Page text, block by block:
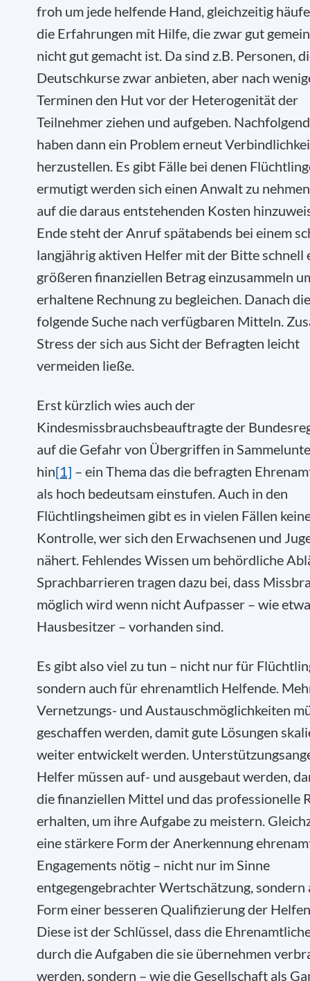
froh um jede helfende Hand, gleichzeitig
die Erfahrungen mit Hilfe, die zwar gut
nicht gut gemacht ist. Da sind z.B. Personen,
Deutschkurse zwar anbieten, aber nach
Terminen den Hut vor der Heterogenität der
Teilnehmer ziehen und aufgeben.
haben dann ein Problem erneut
herzustellen. Es gibt Fälle bei denen
ermutigt werden sich einen Anwalt zu
auf die daraus entstehenden Kosten
Ende steht der Anruf spätabends bei einem
langjährig aktiven Helfer mit der Bitte schnell
größeren finanziellen Betrag einzusammeln
erhaltene Rechnung zu begleichen. Danach die
folgende Suche nach verfügbaren Mitteln.
Stress der sich aus Sicht der Befragten leicht
vermeiden ließe.
Erst kürzlich wies auch der
Kindesmissbrauchsbeauftragte der
auf die Gefahr von Übergriffen in
hin[1] – ein Thema das die befragten
als hoch bedeutsam einstufen. Auch in den
Flüchtlingsheimen gibt es in vielen Fällen
Kontrolle, wer sich den Erwachsenen und
nähert. Fehlendes Wissen um behördliche
Sprachbarrieren tragen dazu bei, dass
möglich wird wenn nicht Aufpasser – wie
Hausbesitzer – vorhanden sind.
Es gibt also viel zu tun – nicht nur für
sondern auch für ehrenamtlich Helfende.
Vernetzungs- und Austauschmöglichkeiten
geschaffen werden, damit gute Lösungen
weiter entwickelt werden.
Helfer müssen auf- und ausgebaut werden,
die finanziellen Mittel und das professionelle
erhalten, um ihre Aufgabe zu meistern.
eine stärkere Form der Anerkennung
Engagements nötig – nicht nur im Sinne
entgegengebrachter Wertschätzung, sondern
Form einer besseren Qualifizierung der
Diese ist der Schlüssel, dass die
durch die Aufgaben die sie übernehmen
werden, sondern – wie die Gesellschaft als